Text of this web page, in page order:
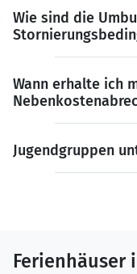
Wie sind die
Wann erhalte ich
Jugendgruppen
Ferienhäuser